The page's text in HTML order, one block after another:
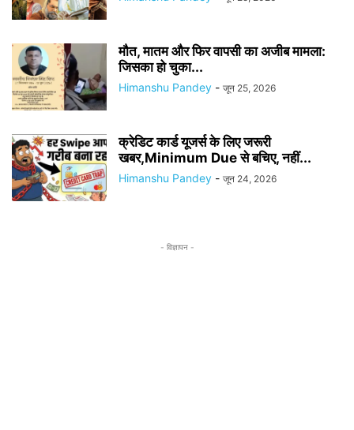
मौत, मातम और फिर वापसी का अजीब मामला:
जिसका हो चुका...
Himanshu Pandey - जून 25, 2026
क्रेडिट कार्ड यूजर्स के लिए जरूरी
खबर,Minimum Due से बचिए, नहीं...
Himanshu Pandey - जून 24, 2026
- विज्ञापन -